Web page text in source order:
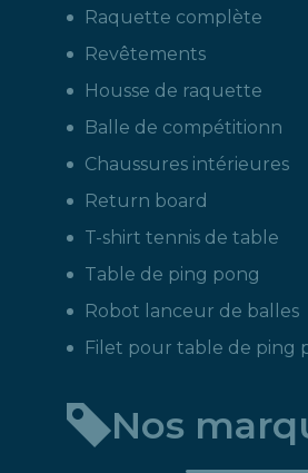
Raquette complète
Revêtements
Housse de raquette
Balle de compétitionn
Chaussures intérieures
Return board
T-shirt tennis de table
Table de ping pong
Robot lanceur de balles
Filet pour table de ping
Nos